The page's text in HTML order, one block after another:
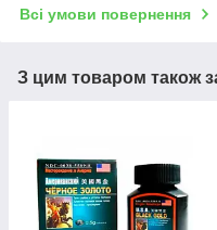
Всі умови повернення
З цим товаром також